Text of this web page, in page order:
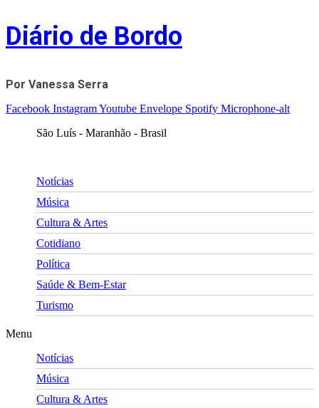
Skip
to
content
Diário de Bordo
Por Vanessa Serra
Facebook InstagramYoutube Envelope Spotify Microphone-alt
São Luís - Maranhão - Brasil
Notícias
Música
Cultura & Artes
Cotidiano
Política
Saúde & Bem-Estar
Turismo
Menu
Notícias
Música
Cultura & Artes